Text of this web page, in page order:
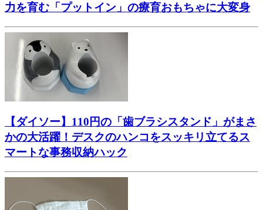
力を育む「プットイン」の療育おもちゃに大変身
【ダイソー】110円の「歯ブラシスタンド」がまさ
かの大活躍！デスクのハンコをスッキリ立てるス
マートな事務収納ハック